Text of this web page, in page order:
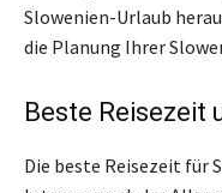
Slowenien-Urlaub
die Planung Ihrer
Beste Reisezeit
Die beste Reisezeit für